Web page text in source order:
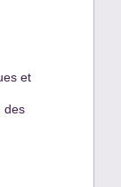
et
des